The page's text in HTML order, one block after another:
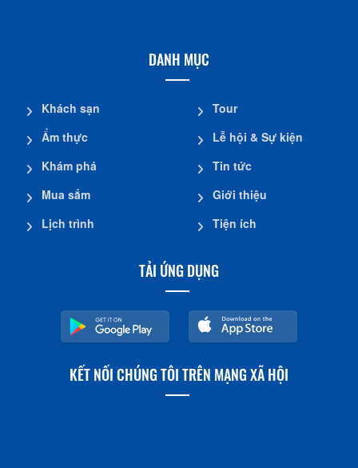
DANH MỤC
Khách sạn
Ẩm thực
Khám phá
Mua sắm
Lịch trình
Tour
Lễ hội & Sự kiện
Tin tức
Giới thiệu
Tiện ích
TẢI ỨNG DỤNG
KẾT NỐI CHÚNG TÔI TRÊN MẠNG XÃ HỘI